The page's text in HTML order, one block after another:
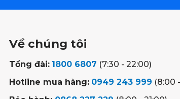
Về chúng tôi
Tổng đài: 1800 6807 (7:30 - 22:00)
Hotline mua hàng: 0949 243 999 (8:00